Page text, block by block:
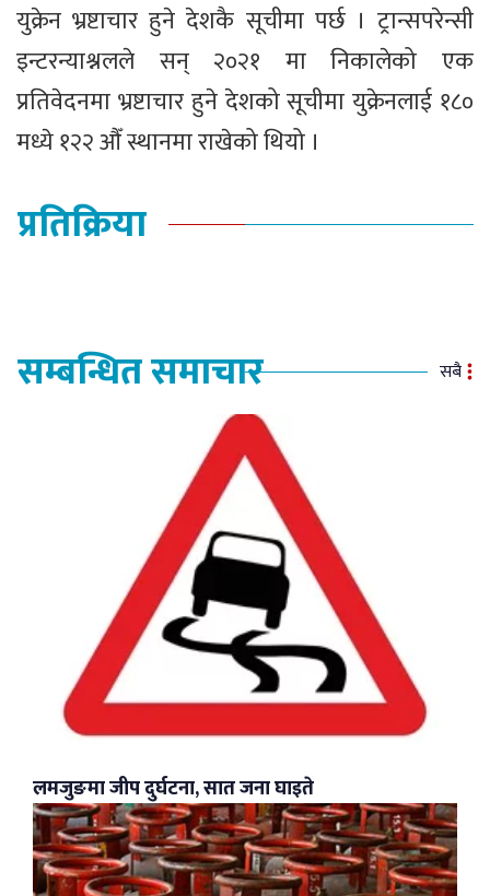
युक्रेन भ्रष्टाचार हुने देशकै सूचीमा पर्छ । ट्रान्सपरेन्सी
इन्टरन्याश्नलले सन् २०२१ मा निकालेको एक
प्रतिवेदनमा भ्रष्टाचार हुने देशको सूचीमा युक्रेनलाई १८०
मध्ये १२२ औँ स्थानमा राखेको थियो ।
प्रतिक्रिया
सम्बन्धित समाचार सबै
लमजुङमा जीप दुर्घटना, सात जना घाइते